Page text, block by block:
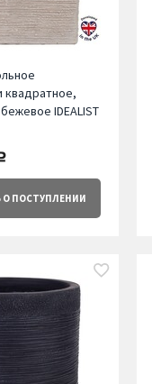
IDEALIST
О ПОСТУПЛЕНИИ